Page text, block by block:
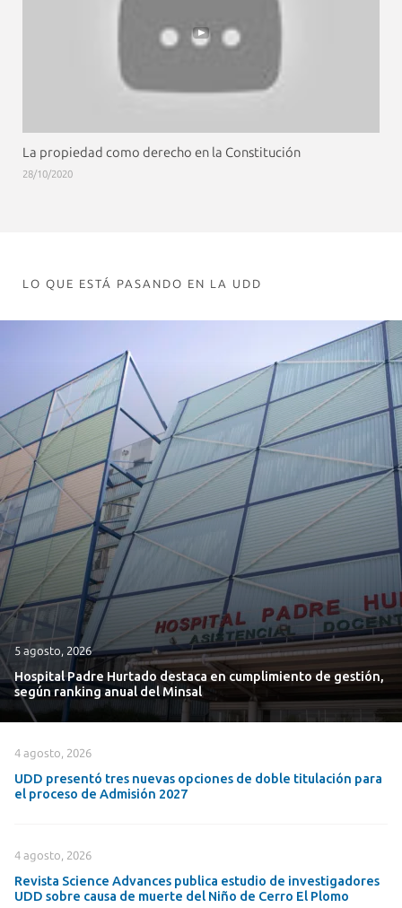
La propiedad como derecho en la Constitución
28/10/2020
LO QUE ESTÁ PASANDO EN LA UDD
5 agosto, 2026
Hospital Padre Hurtado destaca en cumplimiento de gestión,
según ranking anual del Minsal
4 agosto, 2026
UDD presentó tres nuevas opciones de doble titulación para
el proceso de Admisión 2027
4 agosto, 2026
Revista Science Advances publica estudio de investigadores
UDD sobre causa de muerte del Niño de Cerro El Plomo